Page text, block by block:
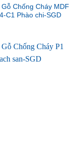
Chống Cháy MDF
C1 Phào chi-SGD